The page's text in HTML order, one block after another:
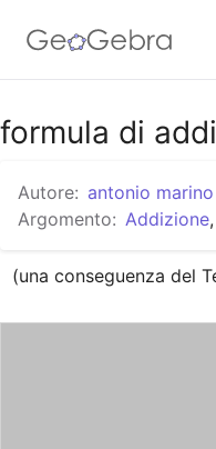
Google Classroom
GeoGebra Classroom
formula di
Autore: antonio marino
Argomento: Addizione,
(una conseguenza del